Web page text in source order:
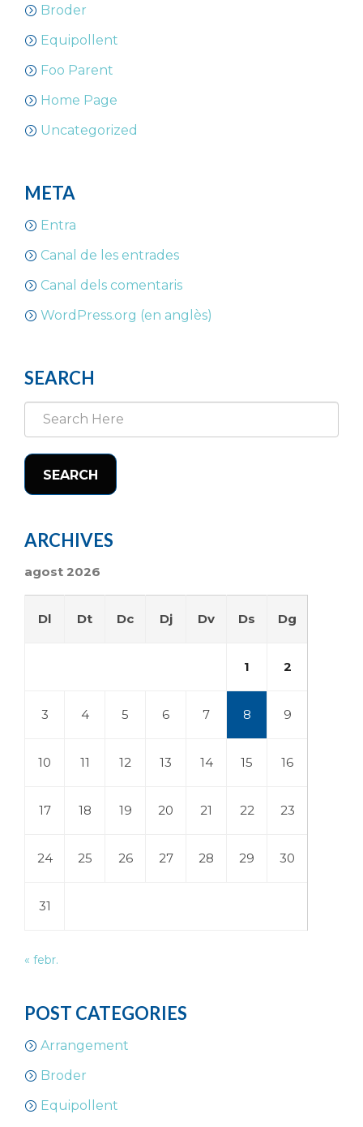
Broder
Equipollent
Foo Parent
Home Page
Uncategorized
META
Entra
Canal de les entrades
Canal dels comentaris
WordPress.org (en anglès)
SEARCH
SEARCH
ARCHIVES
agost 2026
Dl Dt Dc Dj Dv Ds Dg
1 2
3 4 5 6 7 8 9
10 11 12 13 14 15 16
17 18 19 20 21 22 23
24 25 26 27 28 29 30
31
« febr.
POST CATEGORIES
Arrangement
Broder
Equipollent